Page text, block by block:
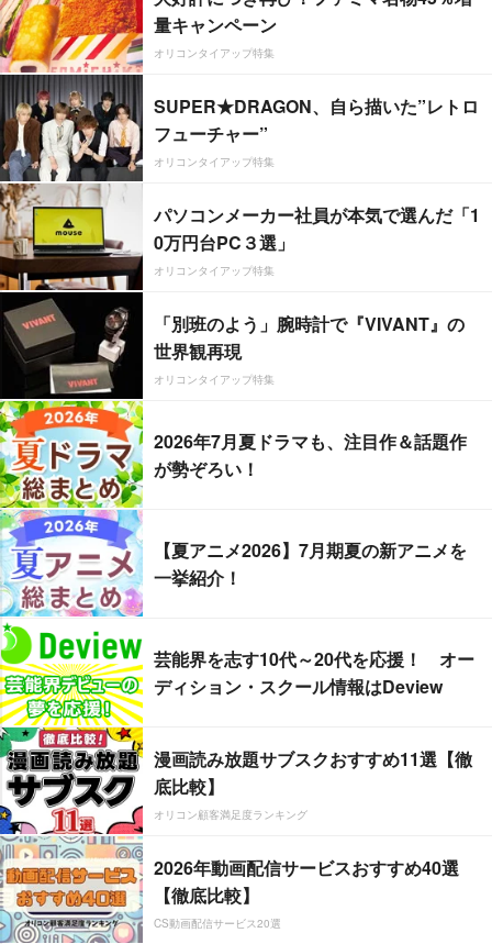
量キャンペーン
オリコンタイアップ特集
SUPER★DRAGON、自ら描いた”レトロ
フューチャー”
オリコンタイアップ特集
パソコンメーカー社員が本気で選んだ「1
0万円台PC３選」
オリコンタイアップ特集
「別班のよう」腕時計で『VIVANT』の
世界観再現
オリコンタイアップ特集
2026年7月夏ドラマも、注目作＆話題作
が勢ぞろい！
【夏アニメ2026】7月期夏の新アニメを
一挙紹介！
芸能界を志す10代～20代を応援！ オー
ディション・スクール情報はDeview
漫画読み放題サブスクおすすめ11選【徹
底比較】
オリコン顧客満足度ランキング
2026年動画配信サービスおすすめ40選
【徹底比較】
CS動画配信サービス20選